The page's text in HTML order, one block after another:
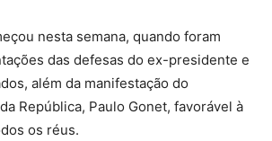
nesta semana, quando foram
das defesas do ex-presidente e
além da manifestação do
República, Paulo Gonet, favorável à
os réus.